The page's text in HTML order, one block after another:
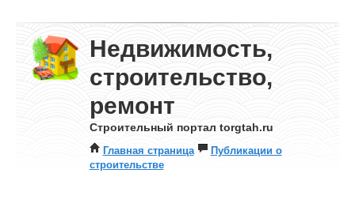
Недвижимость,
строительство,
ремонт
Строительный портал torgtah.ru
Главная страница
Публикации о
строительстве